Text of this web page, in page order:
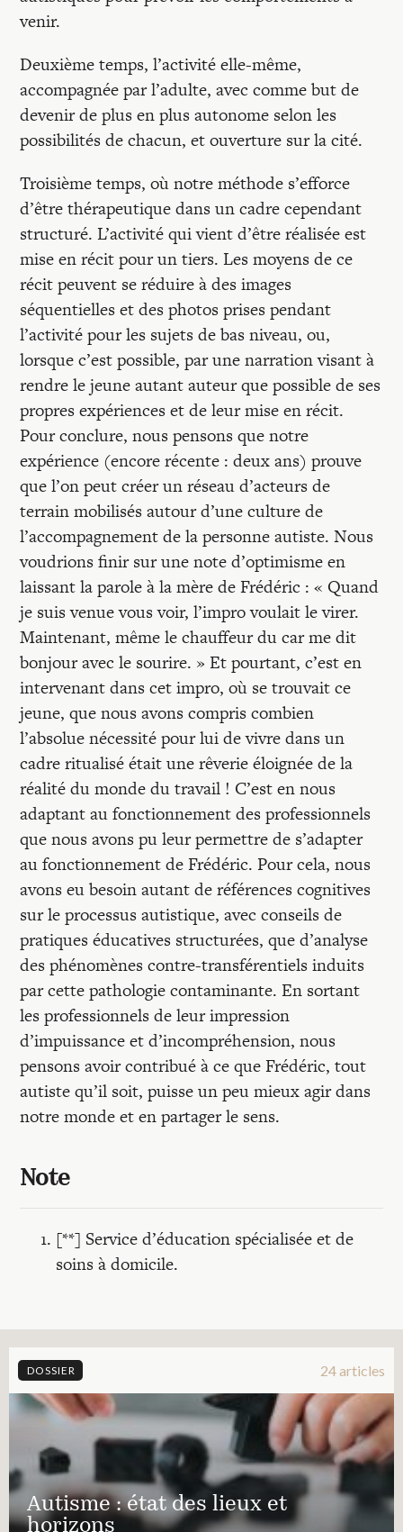
venir.
Deuxième temps, l’activité elle-même,
accompagnée par l’adulte, avec comme but de
devenir de plus en plus autonome selon les
possibilités de chacun, et ouverture sur la cité.
Troisième temps, où notre méthode s’efforce
d’être thérapeutique dans un cadre cependant
structuré. L’activité qui vient d’être réalisée est
mise en récit pour un tiers. Les moyens de ce
récit peuvent se réduire à des images
séquentielles et des photos prises pendant
l’activité pour les sujets de bas niveau, ou,
lorsque c’est possible, par une narration visant à
rendre le jeune autant auteur que possible de ses
propres expériences et de leur mise en récit.
Pour conclure, nous pensons que notre
expérience (encore récente : deux ans) prouve
que l’on peut créer un réseau d’acteurs de
terrain mobilisés autour d’une culture de
l’accompagnement de la personne autiste. Nous
voudrions finir sur une note d’optimisme en
laissant la parole à la mère de Frédéric : « Quand
je suis venue vous voir, l’impro voulait le virer.
Maintenant, même le chauffeur du car me dit
bonjour avec le sourire. » Et pourtant, c’est en
intervenant dans cet impro, où se trouvait ce
jeune, que nous avons compris combien
l’absolue nécessité pour lui de vivre dans un
cadre ritualisé était une rêverie éloignée de la
réalité du monde du travail ! C’est en nous
adaptant au fonctionnement des professionnels
que nous avons pu leur permettre de s’adapter
au fonctionnement de Frédéric. Pour cela, nous
avons eu besoin autant de références cognitives
sur le processus autistique, avec conseils de
pratiques éducatives structurées, que d’analyse
des phénomènes contre-transférentiels induits
par cette pathologie contaminante. En sortant
les professionnels de leur impression
d’impuissance et d’incompréhension, nous
pensons avoir contribué à ce que Frédéric, tout
autiste qu’il soit, puisse un peu mieux agir dans
notre monde et en partager le sens.
Note
[**] Service d’éducation spécialisée et de
soins à domicile.
DOSSIER 24 articles
Autisme : état des lieux et
horizons